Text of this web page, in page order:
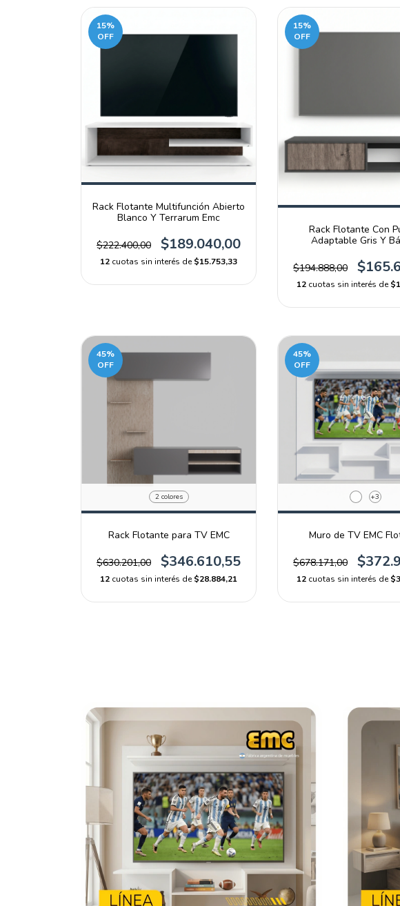
15%
OFF
Rack Flotante Multifunción Abierto
Blanco Y Terrarum Emc
$222.400,00 $189.040,00
12 cuotas sin interés de$15.753,33
15%
OFF
Rack Flotante Con
Adaptable Gris Y
$194.888,00
12 cuotas sin interés de
45%
OFF
2 colores
Rack Flotante para TV EMC
$630.201,00 $346.610,55
12 cuotas sin interés de$28.884,21
45%
OFF
+3
Muro de TV EMC
$678.171,00
12 cuotas sin interés de